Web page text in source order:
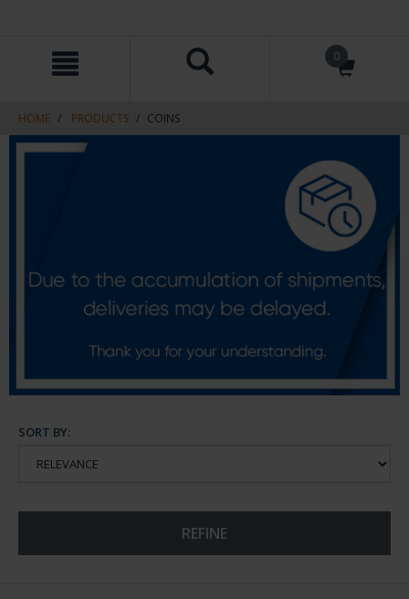
content
navigation
menu
HOME PRODUCTS
SORT BY: